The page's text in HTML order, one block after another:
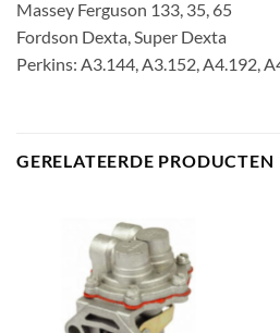
Massey Ferguson 133, 35, 65
Fordson Dexta, Super Dexta
Perkins: A3.144, A3.152, A4.192,
GERELATEERDE PRODUCTEN